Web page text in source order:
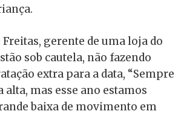
gerente de uma loja do
sob cautela, não fazendo
extra para a data, “Sempre
alta, mas esse ano estamos
baixa de movimento em